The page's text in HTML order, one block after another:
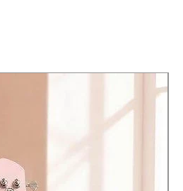
ร์มีรูปลักษณ์ที่ดุดันและมีเอกลักษณ์